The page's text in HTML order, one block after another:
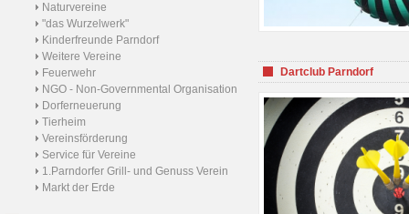
Naturvereine
"das Wurzelwerk"
Kinderfreunde Parndorf
Weitere Vereine
Feuerwehr
NGO - Non-Governmental Organisation
Dorferneuerung
Tierheim
Vereinsförderung
Service für Vereine
1.Parndorfer Grill- und Genuss Verein
Markt der Erde
Dartclub Parndorf